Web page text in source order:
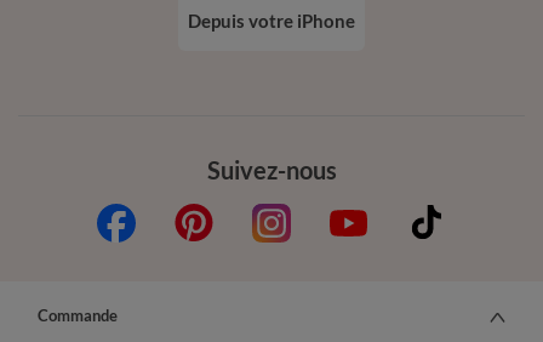
Suivez-nous
Depuis votre iPhone
Commande